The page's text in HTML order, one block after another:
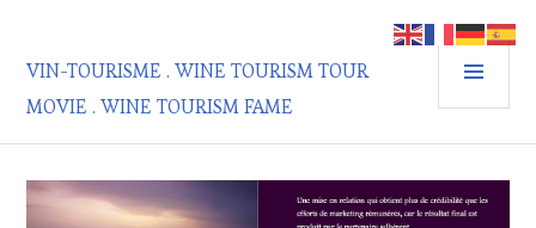
contenu
principal
VIN-TOURISME . WINE TOURISM TOUR
MOVIE . WINE TOURISM FAME